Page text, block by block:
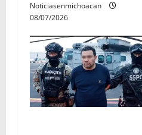
Noticiasenmichoacan
08/07/2026